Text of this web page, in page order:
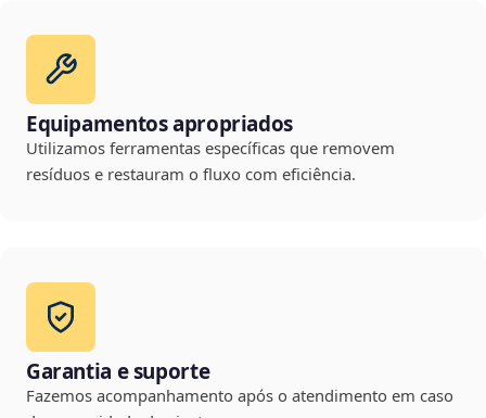
Equipamentos apropriados
Utilizamos ferramentas específicas que removem
resíduos e restauram o fluxo com eficiência.
Garantia e suporte
Fazemos acompanhamento após o atendimento em caso